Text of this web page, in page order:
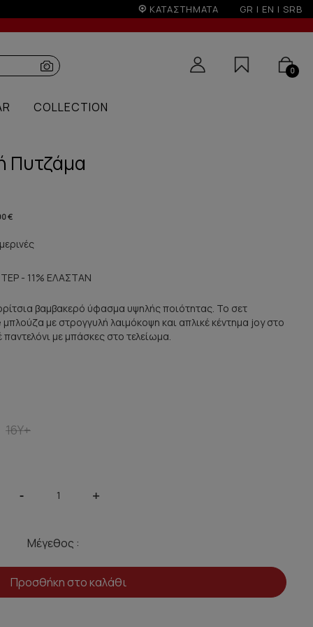
ΚΑΤΑΣΤΗΜΑΤΑ GR | EN | SRB
0
COLLECTION
Πυτζάμα
€
- 11% ΕΛΑΣΤΑΝ
βαμβακερό ύφασμα υψηλής ποιότητας. Το σετ
με στρογγυλή λαιμόκοψη και απλικέ κέντημα joy στο
με μπάσκες στο τελείωμα.
16Y+
- +
Μέγεθος :
Προσθήκη στο καλάθι